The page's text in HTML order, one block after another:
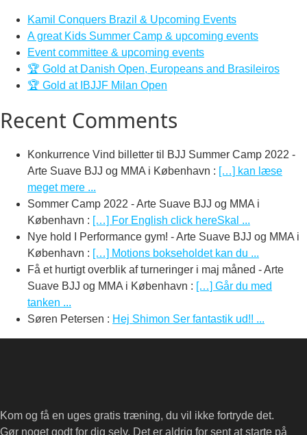
Kamil Conquers Brazil & Upcoming Events
A great Kids Summer Camp & upcoming events
Event committee & upcoming events
🏆 Gold at Danish Open, Europeans and Brasileiros
🏆 Gold at IBJJF Milan Open
Recent Comments
Konkurrence Vind billetter til BJJ Summer Camp 2022 -
Arte Suave BJJ og MMA i København : […] kan læse
meget mere ...
Sommer Camp 2022 - Arte Suave BJJ og MMA i
København : […] For English click hereSkal ...
Nye hold I Performance gym! - Arte Suave BJJ og MMA i
København : […] Motions bokseholdet kan du ...
Få et hurtigt overblik af turneringer i maj måned - Arte
Suave BJJ og MMA i København : […] Går du med
tanken ...
Søren Petersen : Hej Shimon Ser fantastik ud!! ...
Kom og få en uges gratis træning, du vil ikke fortryde det.
Gør noget godt for dig selv. Det er aldrig for sent at starte på